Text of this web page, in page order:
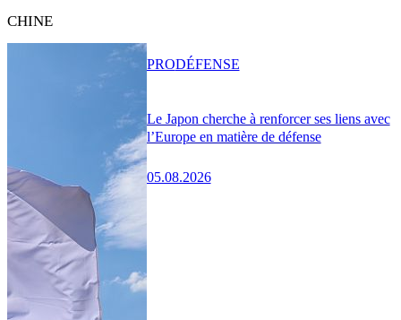
CHINE
Le Japon cherche à renforcer ses liens avec
l’Europe en matière de défense
05.08.2026
PRODÉFENSE